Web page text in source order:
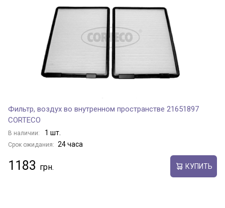
Фильтр, воздух во внутренном пространстве 21651897
CORTECO
В наличии: 1 шт.
Срок ожидания: 24 часа
1183 КУПИТЬ